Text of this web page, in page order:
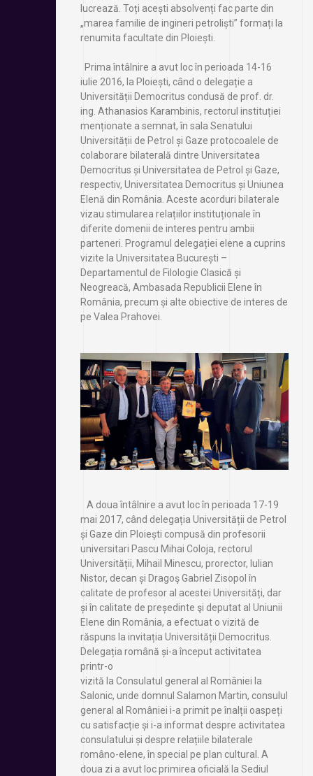
lucrează. Toți acești absolvenți fac parte din
„marea familie de ingineri petroliști” formați la
renumita facultate din Ploiești.
Prima întâlnire a avut loc în perioada 14-16
iulie 2016, la Ploiești, când o delegație a
Universității Democritus condusă de prof. dr.
ing. Athanasios Karambinis, rectorul instituției
menționate a semnat, în sala Senatului
Universității de Petrol și Gaze protocoalele de
colaborare bilaterală dintre Universitatea
Democritus și Universitatea de Petrol și Gaze,
respectiv, Universitatea Democritus și Uniunea
Elenă din România. Aceste acorduri bilaterale
vizau stimularea relațiilor instituționale în
diferite domenii de interes pentru ambii
parteneri. Programul delegației elene a cuprins
vizite la Universitatea București –
Departamentul de Filologie Clasică și
Neogreacă, Ambasada Republicii Elene în
România, precum și alte obiective de interes de
pe Valea Prahovei.
A doua întâlnire a avut loc în perioada 17-19
mai 2017, când delegația Universității de Petrol
și Gaze din Ploiești compusă din profesorii
universitari Pascu Mihai Coloja, rectorul
Universității, Mihail Minescu, prorector, Iulian
Nistor, decan și Dragoş Gabriel Zisopol în
calitate de profesor al acestei Universități, dar
și în calitate de președinte şi deputat al Uniunii
Elene din România, a efectuat o vizită de
răspuns la invitația Universității Democritus.
Delegația română și-a început activitatea
printr-o
vizită la Consulatul general al României la
Salonic, unde domnul Salamon Martin, consulul
general al României i-a primit pe înalții oaspeți
cu satisfacție și i-a informat despre activitatea
consulatului și despre relațiile bilaterale
româno-elene, în special pe plan cultural. A
doua zi a avut loc primirea oficială la Sediul